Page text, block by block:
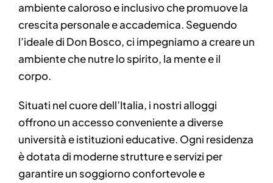
ambiente caloroso e inclusivo che promuove la
crescita personale e accademica. Seguendo
l’ideale di Don Bosco, ci impegniamo a creare un
ambiente che nutre lo spirito, la mente e il
corpo.
Situati nel cuore dell’Italia, i nostri alloggi
offrono un accesso conveniente a diverse
università e istituzioni educative. Ogni residenza
è dotata di moderne strutture e servizi per
garantire un soggiorno confortevole e